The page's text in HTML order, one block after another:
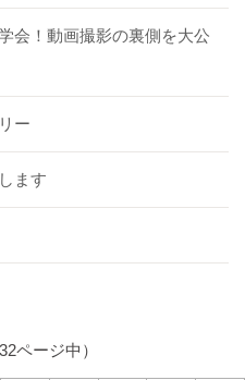
会！動画撮影の裏側を大公
ー
ます
ページ中）